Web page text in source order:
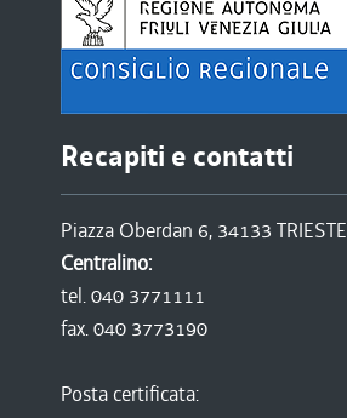
Recapiti e contatti
Piazza Oberdan 6, 34133 TRIESTE
Centralino:
tel. 040 3771111
fax. 040 3773190
Posta certificata: